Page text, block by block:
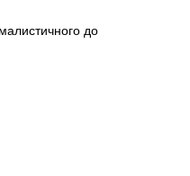
до